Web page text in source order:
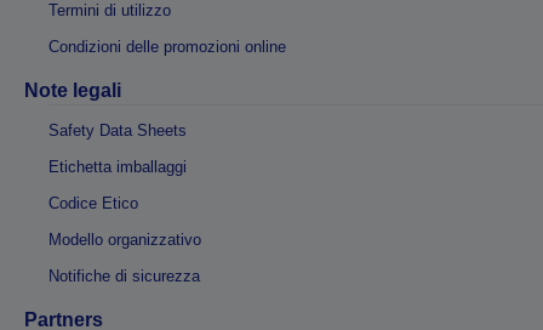
Termini di utilizzo
Condizioni delle promozioni online
Note legali
Safety Data Sheets
Etichetta imballaggi
Codice Etico
Modello organizzativo
Notifiche di sicurezza
Partners